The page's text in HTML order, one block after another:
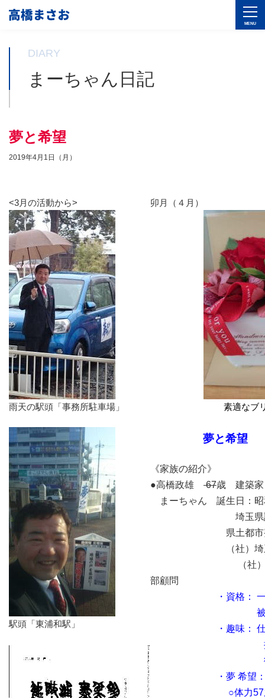
DIARY
まーちゃん日記
夢と希望
2019年4月1日（月）
<3月の活動から>
雨天の駅頭「事務所駐車場」
駅頭「東浦和駅」
卯月（４月）
素適なブリザ
夢と希望
《家族の紹介》
●高橋政雄 67歳 建築家
まーちゃん 誕生日：昭
埼玉県議会
県土都市整備常
（社）埼玉県建
（社）埼玉県宅
部顧問
・資格：
被災建築物応
・趣味： 仕
探訪（歴史・
街中ふ
・夢 希望
○体力57歳・精神